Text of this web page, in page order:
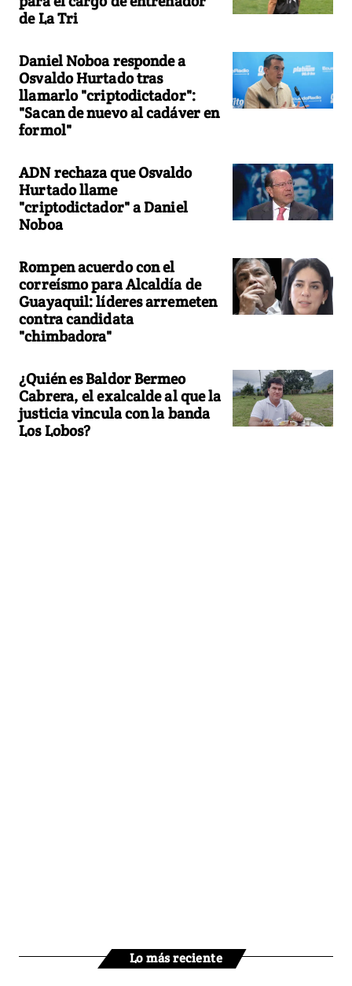
de La Tri
Daniel Noboa responde a
Osvaldo Hurtado tras
llamarlo "criptodictador":
"Sacan de nuevo al cadáver en
formol"
ADN rechaza que Osvaldo
Hurtado llame
"criptodictador" a Daniel
Noboa
Rompen acuerdo con el
correísmo para Alcaldía de
Guayaquil: líderes arremeten
contra candidata
"chimbadora"
¿Quién es Baldor Bermeo
Cabrera, el exalcalde al que la
justicia vincula con la banda
Los Lobos?
Lo más reciente